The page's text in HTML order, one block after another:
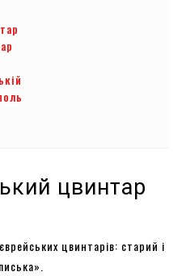
цвинтар
цвинтарів: старий і